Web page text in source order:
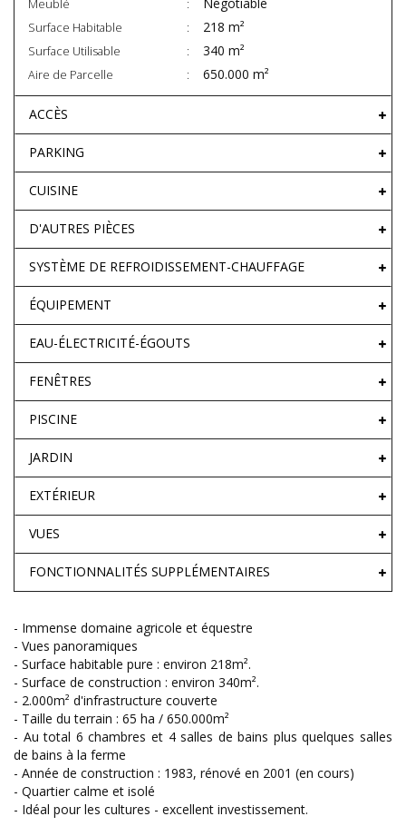
Meublé
Surface Habitable 218 m²
Surface Utilisable 340 m²
Aire de Parcelle 650.000 m²
ACCÈS
PARKING
CUISINE
D'AUTRES PIÈCES
SYSTÈME DE REFROIDISSEMENT-CHAUFFAGE
ÉQUIPEMENT
EAU-ÉLECTRICITÉ-ÉGOUTS
FENÊTRES
PISCINE
JARDIN
EXTÉRIEUR
VUES
FONCTIONNALITÉS SUPPLÉMENTAIRES
- Immense domaine agricole et équestre
- Vues panoramiques
- Surface habitable pure : environ 218m².
- Surface de construction : environ 340m².
- 2.000m² d'infrastructure couverte
- Taille du terrain : 65 ha / 650.000m²
- Au total 6 chambres et 4 salles de bains plus quelques salles
de bains à la ferme
- Année de construction : 1983, rénové en 2001 (en cours)
- Quartier calme et isolé
- Idéal pour les cultures - excellent investissement.